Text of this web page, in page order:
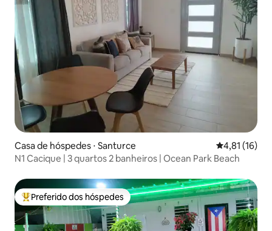
Casa de hóspedes ⋅ Santurce 4,81 de uma
4,81 (16)
N1 Cacique | 3 quartos 2 banheiros | Ocean Park Beach
Entre os melhores preferidos dos hóspedes
Preferido dos hóspedes